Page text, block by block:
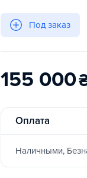
Под заказ
155 000
Оплата
Наличными,